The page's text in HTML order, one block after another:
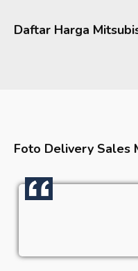
Daftar Harga
Foto Delivery Sales